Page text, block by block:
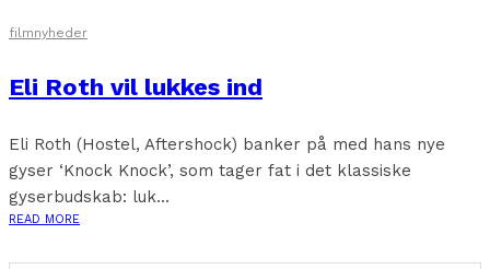
filmnyheder
Eli Roth vil lukkes ind
Eli Roth (Hostel, Aftershock) banker på med hans nye
gyser ‘Knock Knock’, som tager fat i det klassiske
gyserbudskab: luk...
READ MORE